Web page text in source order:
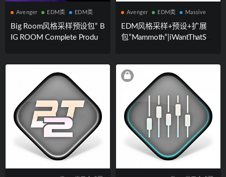
Avenger EDM类 EDM类
Big Room风格采样预设包” B
IG ROOM Complete Product
Avenger EDM类 Massive
EDM风格采样+预设+扩展
包”Mammoth”|iWantThatSou